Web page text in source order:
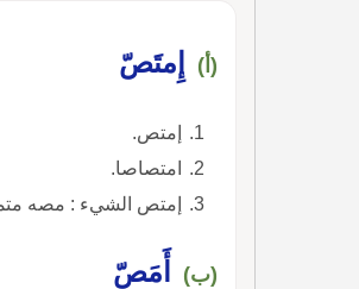
(أ) إِمتَصّ
إمتص.
امتصاصا.
إمتص الشيء : مصه
(ب) أَمَصّ